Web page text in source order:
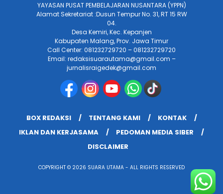
YAYASAN PUSAT PEMBELAJARAN NUSANTARA (YPPN)
Alamat Sekretariat :Dusun Tempur No. 31, RT 15 RW
04.
Desa Kemiri, Kec. Kepanjen
Kabupaten Malang, Prov. Jawa Timur
Call Center: 081232729720 – 081232729720
Email: redaksisuarautama@gmail.com –
jurnalisraigedek@gmail.com
BOX REDAKSI TENTANG KAMI
KONTAK
IKLAN DAN KERJASAMA
PEDOMAN MEDIA SIBER
DISCLAIMER
COPYRIGHT © 2026 SUARA UTAMA - ALL RIGHTS RESERVED